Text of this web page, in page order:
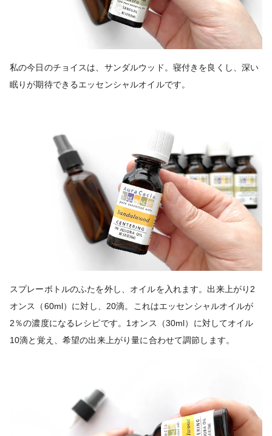
私の今日のチョイスは、サンダルウッド。寝付きを良くし、深い
眠りが期待できるエッセンシャルオイルです。
スプレーボトルのふたを外し、オイルを入れます。出来上がり2
オンス（60ml）に対し、20滴。これはエッセンシャルオイルが
2％の濃度になるレシピです。1オンス（30ml）に対してオイル
10滴と覚え、希望の出来上がり量に合わせて調節します。